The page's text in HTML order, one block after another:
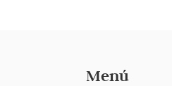
Menú